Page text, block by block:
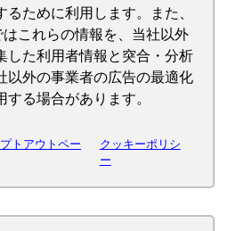
るために利用します。また、
はこれらの情報を、当社以外
した利用者情報と突合・分析
以外の事業者の広告の最適化
する場合があります。
トアウトペー
クッキーポリシ
ー